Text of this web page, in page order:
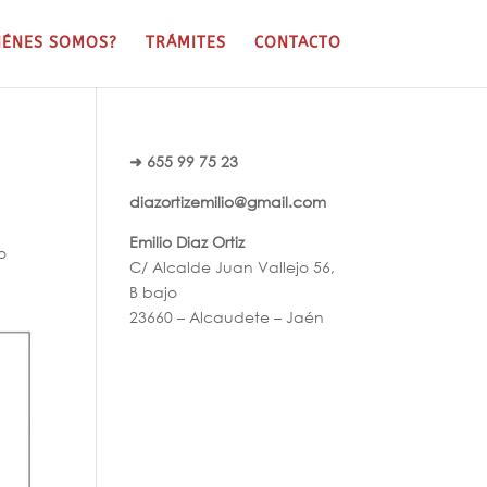
SOMOS? TRÁMITES CONTACTO
➜ 655 99 75 23
diazortizemilio@gmail.com
Emilio Diaz Ortiz
C/ Alcalde Juan Vallejo 56,
B bajo
23660 – Alcaudete – Jaén